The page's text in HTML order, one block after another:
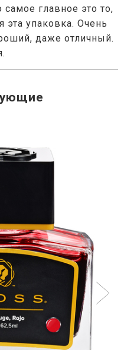
главное это то,
эта упаковка. Очень
даже отличный.